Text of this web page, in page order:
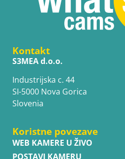
Kontakt
S3MEA d.o.o.
Industrijska c. 44
SI-5000 Nova Gorica
Slovenia
Koristne povezave
WEB KAMERE U ŽIVO
POSTAVI KAMERU